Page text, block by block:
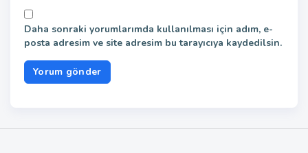
Daha sonraki yorumlarımda kullanılması için adım, e-
posta adresim ve site adresim bu tarayıcıya kaydedilsin.